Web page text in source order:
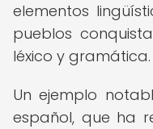
elementos
pueblos
léxico y gramática.
Un ejemplo
español, que ha